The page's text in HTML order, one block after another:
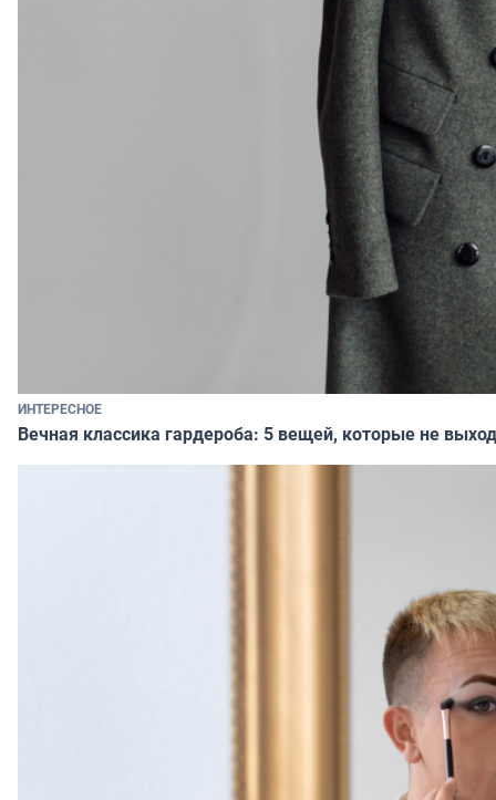
ИНТЕРЕСНОЕ
Вечная классика гардероба: 5 вещей, которые не